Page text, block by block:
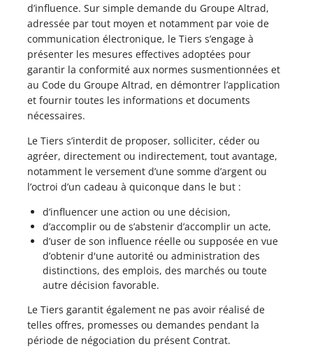
d’influence. Sur simple demande du Groupe Altrad,
adressée par tout moyen et notamment par voie de
communication électronique, le Tiers s’engage à
présenter les mesures effectives adoptées pour
garantir la conformité aux normes susmentionnées et
au Code du Groupe Altrad, en démontrer l’application
et fournir toutes les informations et documents
nécessaires.
Le Tiers s’interdit de proposer, solliciter, céder ou
agréer, directement ou indirectement, tout avantage,
notamment le versement d’une somme d’argent ou
l’octroi d’un cadeau à quiconque dans le but :
d’influencer une action ou une décision,
d’accomplir ou de s’abstenir d’accomplir un acte,
d’user de son influence réelle ou supposée en vue
d’obtenir d'une autorité ou administration des
distinctions, des emplois, des marchés ou toute
autre décision favorable.
Le Tiers garantit également ne pas avoir réalisé de
telles offres, promesses ou demandes pendant la
période de négociation du présent Contrat.